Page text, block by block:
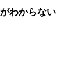
わからない